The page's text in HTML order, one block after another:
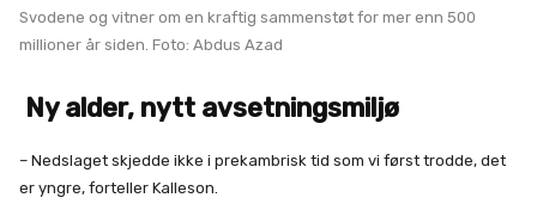
Svodene og vitner om en kraftig sammenstøt for mer enn 500
millioner år siden. Foto: Abdus Azad
Ny alder, nytt avsetningsmiljø
– Nedslaget skjedde ikke i prekambrisk tid som vi først trodde, det
er yngre, forteller Kalleson.